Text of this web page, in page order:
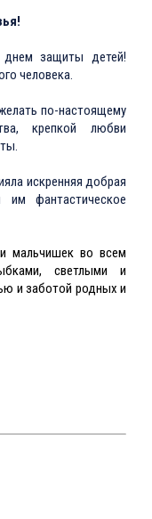
защиты детей!
человека.
по-настоящему
крепкой любви
искренняя добрая
фантастическое
мальчишек во всем
светлыми и
и заботой родных и